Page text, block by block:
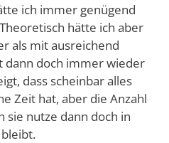
ich immer genügend
hätte ich aber
als mit ausreichend
dann doch immer wieder
dass scheinbar alles
Zeit hat, aber die Anzahl
sie nutze dann doch in